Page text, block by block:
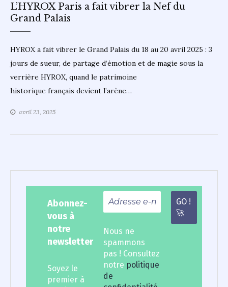
L’HYROX Paris a fait vibrer la Nef du
Grand Palais
HYROX a fait vibrer le Grand Palais du 18 au 20 avril 2025 : 3
jours de sueur, de partage d’émotion et de magie sous la
verrière HYROX, quand le patrimoine
historique français devient l’arène…
avril 23, 2025
Abonnez-
vous à
notre
newsletter
Soyez le
premier à
Nous ne
spammons
pas ! Consultez
notre politique
de